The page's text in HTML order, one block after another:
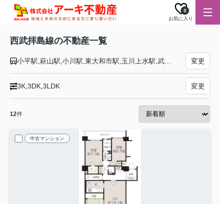
お気に入り
0
西武拝島線の不動産一覧
変更
3K,3DK,3LDK 変更
12件
中古マンション